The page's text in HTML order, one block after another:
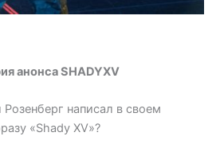
анонса SHADYXV
написал в своем
«Shady XV»?